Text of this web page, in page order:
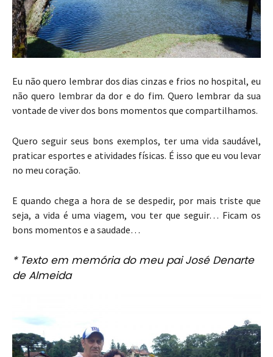
Eu não quero lembrar dos dias cinzas e frios no hospital, eu
não quero lembrar da dor e do fim. Quero lembrar da sua
vontade de viver dos bons momentos que compartilhamos.
Quero seguir seus bons exemplos, ter uma vida saudável,
praticar esportes e atividades físicas. É isso que eu vou levar
no meu coração.
E quando chega a hora de se despedir, por mais triste que
seja, a vida é uma viagem, vou ter que seguir… Ficam os
bons momentos e a saudade…
* Texto em memória do meu pai José Denarte
de Almeida